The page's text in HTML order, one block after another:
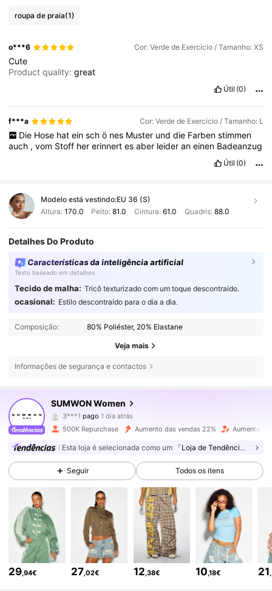
roupa de praia(1)
o***6 Cor: Verde de Exercício / Tamanho: XS
Cute
Product quality:great
Útil (0)
f***a Cor: Verde de Exercício / Tamanho: L
Die Hose hat ein sch ö nes Muster und die Farben stimmen
auch ,vom Stoff hererinnertesaber leideraneinen Badeanzug
Útil (0)
Modelo está vestindo:EU 36 (S)
Altura: 170.0 Peito:81.0 Cintura: 61.0 Quadris: 88.0
Detalhes Do Produto
Características da inteligência artificial
Texto baseado em detalhes
Tecido de malha: Tricô texturizado com um toque descontraído.
ocasional: Estilo descontraído para o dia a dia.
Composição: 80% Poliéster, 20% Elastane
Veja mais
Informações de segurança e contactos
SUMWON Women
4,81
874K Seguidores
3***1 pago 1 dia atrás
d***5 seguiu 10 minutos atrás
4,81 874K Seguidores
4,81
874K Seguidores
4,81 874K Seguidores
500K Repurchase Aumento das vendas 22% Aumento
Esta loja é selecionada como um 「Loja de Tendências」
Seguir Todos os itens
29,94€ 27,02€ 12,38€ 10,18€ 21